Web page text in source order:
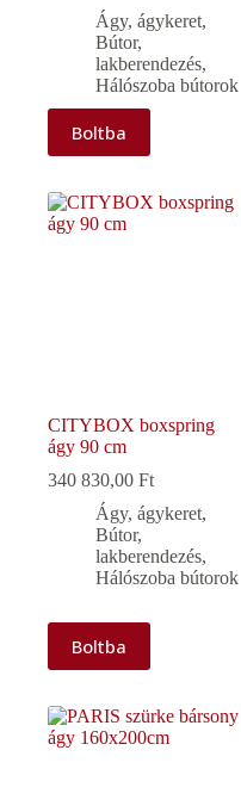
Ágy, ágykeret,
Bútor,
lakberendezés,
Hálószoba bútorok
Boltba
CITYBOX boxspring
ágy 90 cm
340 830,00 Ft
Ágy, ágykeret,
Bútor,
lakberendezés,
Hálószoba bútorok
Boltba